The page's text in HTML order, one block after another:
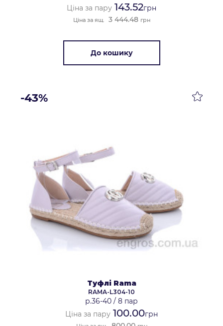
Ціна за пару 143.52грн
Ціна за ящ. 3 444.48 грн
До кошику
-43%
Туфлі Rama
RAMA-L304-10
р.36-40 / 8 пар
Ціна за пару 100.00грн